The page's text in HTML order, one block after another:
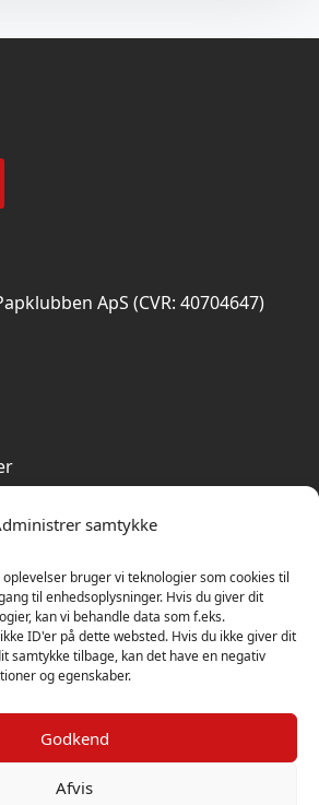
samtykke
bruger vi teknologier som cookies til
til enhedsoplysninger. Hvis du giver dit
kan vi behandle data som f.eks.
ID'er på dette websted. Hvis du ikke giver dit
samtykke tilbage, kan det have en negativ
og egenskaber.
Godkend
Afvis
ApS (CVR: 40704647)
anmeldelser på Trustpilot